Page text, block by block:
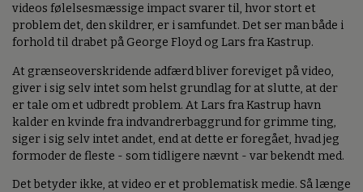
videos følelsesmæssige impact svarer til, hvor stort et
problem det, den skildrer, er i samfundet. Det ser man både i
forhold til drabet på George Floyd og Lars fra Kastrup.
At grænseoverskridende adfærd bliver foreviget på video,
giver i sig selv intet som helst grundlag for at slutte, at der
er tale om et udbredt problem. At Lars fra Kastrup havn
kalder en kvinde fra indvandrerbaggrund for grimme ting,
siger i sig selv intet andet, end at dette er foregået, hvad jeg
formoder de fleste - som tidligere nævnt - var bekendt med.
Det betyder ikke, at video er et problematisk medie. Så længe